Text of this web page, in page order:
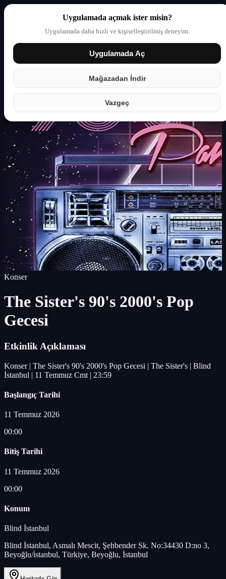
Uygulamada açmak ister misin?
Uygulamada daha hızlı ve kişiselleştirilmiş deneyim.
Uygulamada Aç
Mağazadan İndir
Vazgeç
Giriş yap Partner
Konser
The Sister's 90's 2000's Pop
Gecesi
Etkinlik Açıklaması
Konser | The Sister's 90's 2000's Pop Gecesi | The Sister's | Blind
İstanbul | 11 Temmuz Cmt | 23:59
Başlangıç Tarihi
11 Temmuz 2026
00:00
Bitiş Tarihi
11 Temmuz 2026
00:00
Konum
Blind İstanbul
Blind İstanbul, Asmalı Mescit, Şehbender Sk. No:34430 D:no 3,
Beyoğlu/i̇stanbul, Türkiye, Beyoğlu, İstanbul